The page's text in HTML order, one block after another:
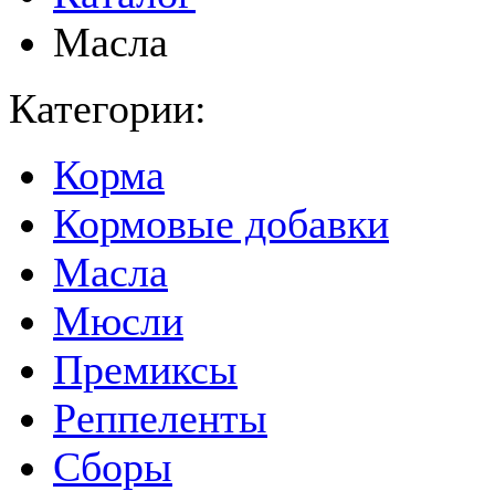
Масла
Категории:
Корма
Кормовые добавки
Масла
Мюсли
Премиксы
Реппеленты
Сборы